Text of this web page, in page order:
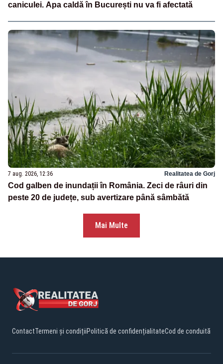
caniculei. Apa caldă în București nu va fi afectată
7 aug. 2026, 12:36 Realitatea de Gorj
Cod galben de inundații în România. Zeci de râuri din
peste 20 de județe, sub avertizare până sâmbătă
Mai Multe
ContactTermeni și condițiiPolitică de confidențialitateCod de conduită